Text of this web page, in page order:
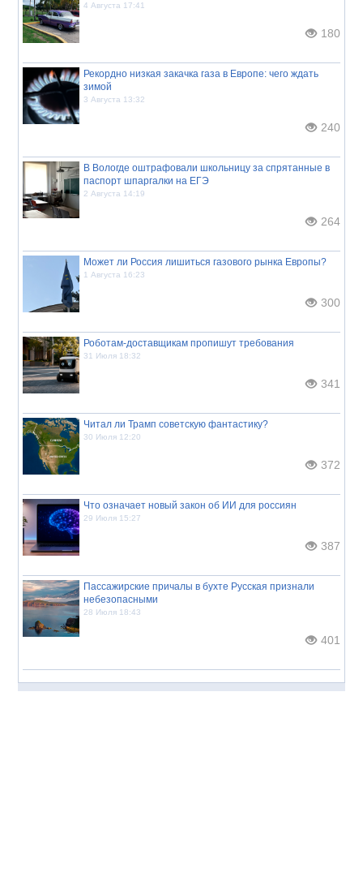
4 Августа 17:41
180
Рекордно низкая закачка газа в Европе: чего ждать
зимой
3 Августа 13:32
240
В Вологде оштрафовали школьницу за спрятанные в
паспорт шпаргалки на ЕГЭ
2 Августа 14:19
264
Может ли Россия лишиться газового рынка Европы?
1 Августа 16:23
300
Роботам-доставщикам пропишут требования
31 Июля 18:32
341
Читал ли Трамп советскую фантастику?
30 Июля 12:20
372
Что означает новый закон об ИИ для россиян
29 Июля 15:27
387
Пассажирские причалы в бухте Русская признали
небезопасными
28 Июля 18:43
401